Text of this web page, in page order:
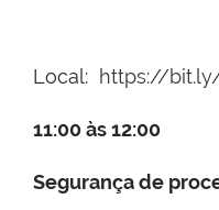
Local: https://
11:00 às 12:00
Segurança de